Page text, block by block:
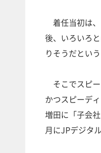
着任当初は
後、いろいろ
りそうだとい
そこでスピ
かつスピーデ
増田に「子会
月にJPデジタ